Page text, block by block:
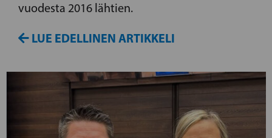
vuodesta 2016 lähtien.
LUE EDELLINEN ARTIKKELI